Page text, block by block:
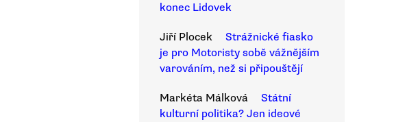
konec Lidovek
Jiří Plocek
Strážnické fiasko
je pro Motoristy sobě vážnějším
varováním, než si připouštějí
Markéta Málková
Státní
kulturní politika? Jen ideové